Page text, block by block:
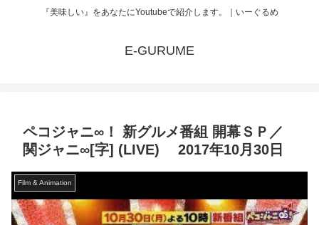
『美味しい』をあなたにYoutubeで紹介します。｜いーぐるめ
E-GURUME
ペコジャニ∞！ 新グルメ番組 開幕ＳＰ／
関ジャニ∞[字] (LIVE) 2017年10月30日
Film & Animation